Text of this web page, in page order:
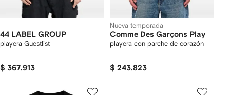
44 LABEL GROUP
playera Guestlist
$ 367.913
Nueva temporada
Comme Des Garçons Play
playera con parche de corazón
$ 243.823